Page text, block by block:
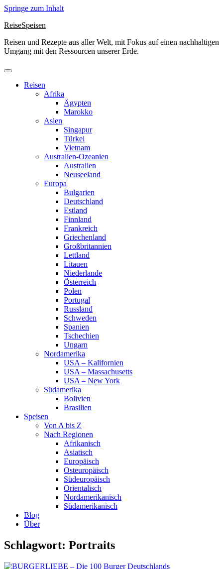
Springe zum Inhalt
ReiseSpeisen
Reisen und Rezepte aus aller Welt, mit Fokus auf einen nachhaltigen
Umgang mit den Ressourcen unserer Erde.
Reisen
Afrika
Ägypten
Marokko
Asien
Singapur
Türkei
Vietnam
Australien-Ozeanien
Australien
Neuseeland
Europa
Bulgarien
Deutschland
Estland
Finnland
Frankreich
Griechenland
Großbritannien
Lettland
Litauen
Niederlande
Österreich
Polen
Portugal
Russland
Schweden
Spanien
Tschechien
Ungarn
Nordamerika
USA – Kalifornien
USA – Massachusetts
USA – New York
Südamerika
Bolivien
Brasilien
Speisen
Von A bis Z
Nach Regionen
Afrikanisch
Asiatisch
Europäisch
Osteuropäisch
Südeuropäisch
Orientalisch
Nordamerikanisch
Südamerikanisch
Blog
Über
Schlagwort: Portraits